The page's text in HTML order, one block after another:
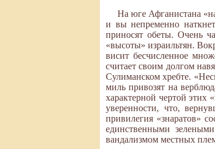
На юге Афганистана
и вы непременно
приносят обеты. Очень
«высоты» израильтян.
висит бесчисленное
считает своим долгом
Сулиманском хребте.
миль привозят на
характерной чертой этих
уверенности, что,
привилегия «знаратов»
единственными
вандализмом местных